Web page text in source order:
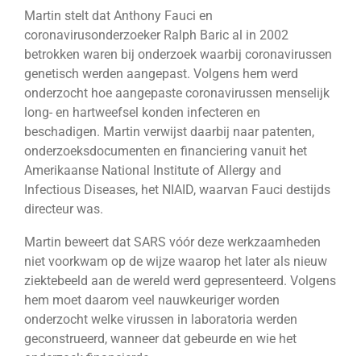
Martin stelt dat Anthony Fauci en
coronavirusonderzoeker Ralph Baric al in 2002
betrokken waren bij onderzoek waarbij coronavirussen
genetisch werden aangepast. Volgens hem werd
onderzocht hoe aangepaste coronavirussen menselijk
long- en hartweefsel konden infecteren en
beschadigen. Martin verwijst daarbij naar patenten,
onderzoeksdocumenten en financiering vanuit het
Amerikaanse National Institute of Allergy and
Infectious Diseases, het NIAID, waarvan Fauci destijds
directeur was.
Martin beweert dat SARS vóór deze werkzaamheden
niet voorkwam op de wijze waarop het later als nieuw
ziektebeeld aan de wereld werd gepresenteerd. Volgens
hem moet daarom veel nauwkeuriger worden
onderzocht welke virussen in laboratoria werden
geconstrueerd, wanneer dat gebeurde en wie het